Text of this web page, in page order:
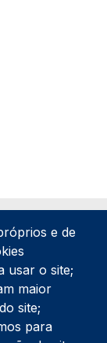
e de
usar o site;
maior
site;
para